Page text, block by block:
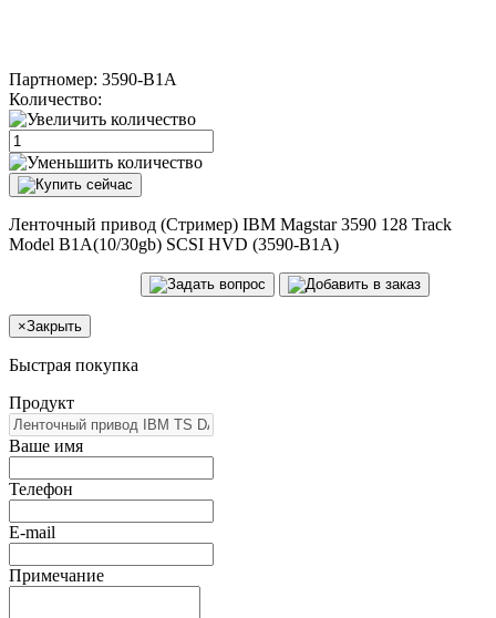
Партномер: 3590-B1A
Количество:
Ленточный привод (Стример) IBM Magstar 3590 128 Track
Model B1A(10/30gb) SCSI HVD (3590-B1A)
×Закрыть
Быстрая покупка
Продукт
Ваше имя
Телефон
E-mail
Примечание